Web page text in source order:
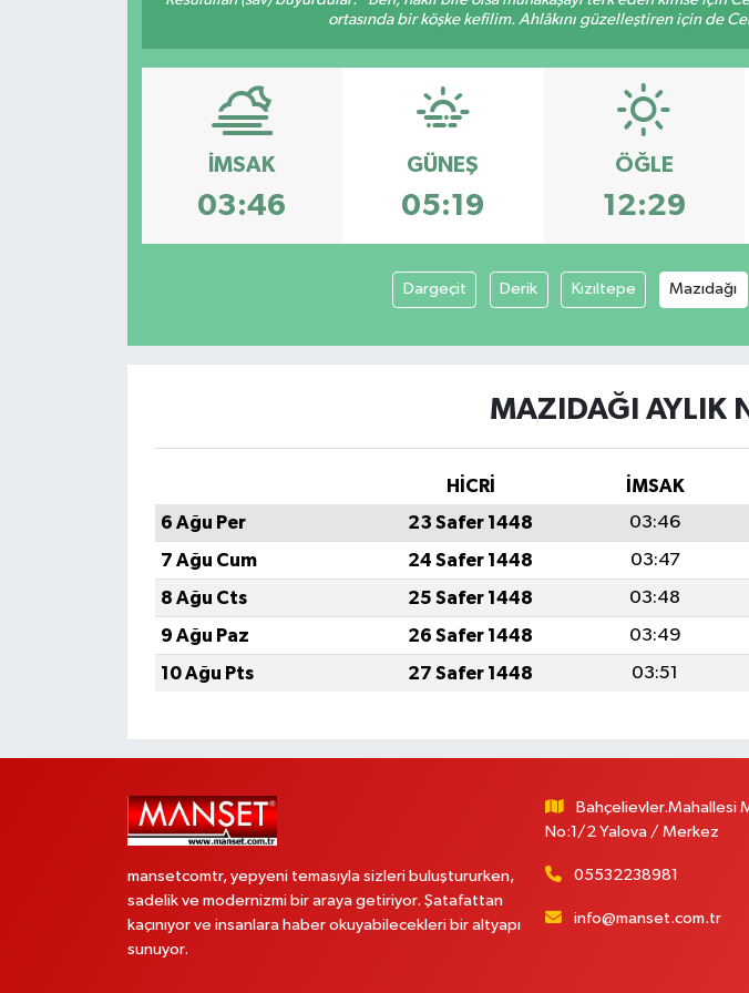
ortasında bir köşke kefilim. Ahlâkını güzelleştiren için de
İMSAK
03:46
GÜNEŞ
05:19
ÖĞLE
12:29
Dargeçit Derik Kızıltepe Mazıdağı
MAZIDAĞI AYLIK
HİCRİ İMSAK
6 Ağu Per
23 Safer 1448 03:46
7 Ağu Cum
24 Safer 1448 03:47
8 Ağu Cts
25 Safer 1448 03:48
9 Ağu Paz
26 Safer 1448 03:49
10 Ağu Pts
27 Safer 1448 03:51
mansetcomtr, yepyeni temasıyla sizleri buluştururken,
sadelik ve modernizmi bir araya getiriyor. Şatafattan
kaçınıyor ve insanlara haber okuyabilecekleri bir altyapı
sunuyor.
Bahçelievler.Mahallesi
No:1/2 Yalova / Merkez
05532238981
info@manset.com.tr